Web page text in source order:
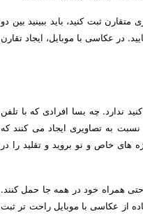
ثبت کنید، باید ببینید بین دو
در عکاسی با موبایل، ایجاد تقارن
ندارد. چه بسا افرادی که با تلفن
نسبت به تصاویری ایجاد می کنند که
های خاص و نو بروید و تقلید را در
همراه خود در همه جا حمل کنند.
از عکاسی با موبایل راحت تر ثبت